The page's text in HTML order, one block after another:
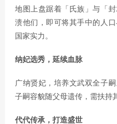
地图上盘踞着「氏族」与「
溃他们，即可将其手中的人
国家实力。​
纳妃选秀，延续血脉
广纳贤妃，培养文武双全子
子嗣容貌随父母遗传，需扶持
代代传承，打造盛世